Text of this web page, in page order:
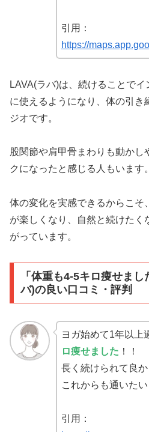
引用：
https://
LAVA(ラバ)は、続けることで
に使えるようになり、体の引き
ジオです。
股関節や肩甲骨まわりも動かし
クになったと感じる人もいます。
体の変化を実感できるからこそ
が楽しくなり、自然と続けたく
がっています。
「体重も4-5キロ痩せま
バ)の良い口コミ・評判
ヨガ始めて1年以上
ロ痩せました ！！
長く続けられて良か
これからも通いたい
引用：